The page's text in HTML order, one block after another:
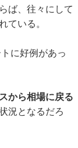
ば、往々にして
ている。
に好例があっ
から相場に戻る
況となるだろ